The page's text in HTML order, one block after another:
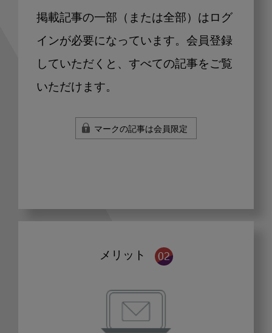
掲載記事の一部（または全部）はログ
インが必要になっています。会員登録
していただくと、すべての記事をご覧
いただけます。
マークの記事は会員限定
メリット